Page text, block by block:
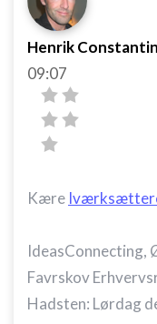
Henrik
09:07
Kære
Favrskov
Hadsten: Lørdag